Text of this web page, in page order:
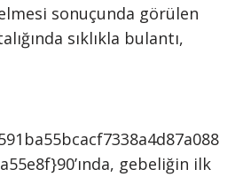
sonuçunda görülen
sıklıkla bulantı,
gebeliğin ilk